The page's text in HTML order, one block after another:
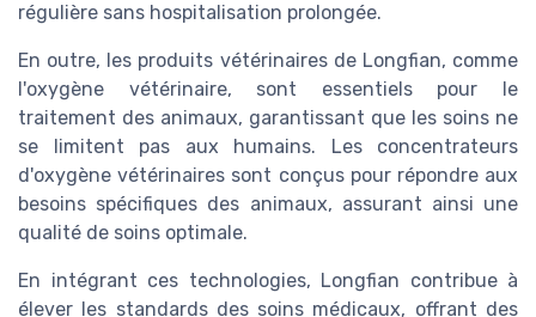
régulière sans hospitalisation prolongée.
En outre, les produits vétérinaires de Longfian, comme
l'oxygène vétérinaire, sont essentiels pour le
traitement des animaux, garantissant que les soins ne
se limitent pas aux humains. Les concentrateurs
d'oxygène vétérinaires sont conçus pour répondre aux
besoins spécifiques des animaux, assurant ainsi une
qualité de soins optimale.
En intégrant ces technologies, Longfian contribue à
élever les standards des soins médicaux, offrant des